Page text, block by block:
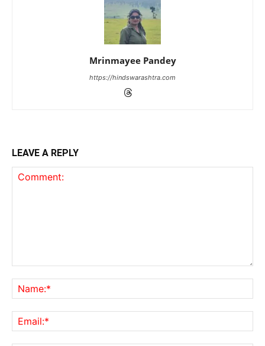
Mrinmayee Pandey
https://hindswarashtra.com
LEAVE A REPLY